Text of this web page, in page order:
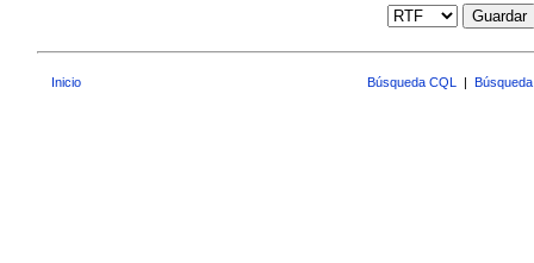
Guardar
Inicio Búsqueda CQL